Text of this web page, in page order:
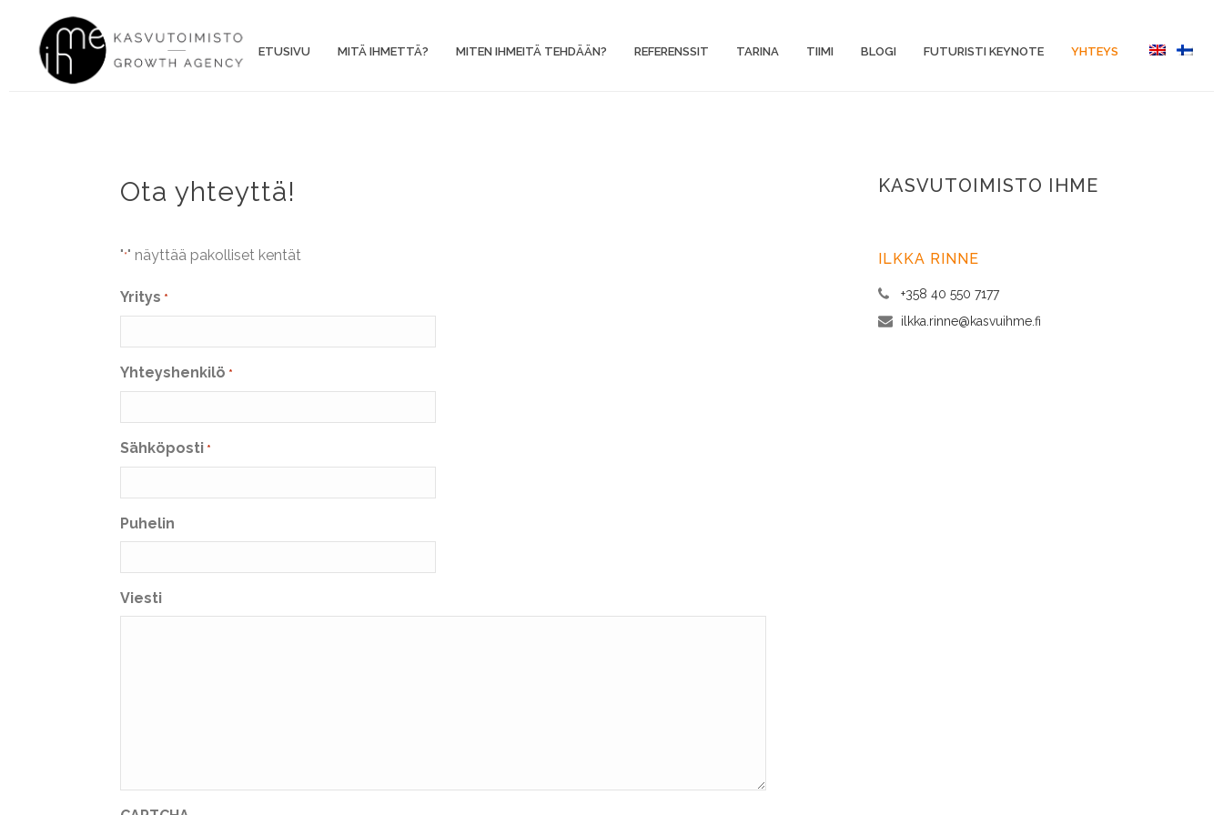
ETUSIVU MITÄ IHMETTÄ? MITEN IHMEITÄ TEHDÄÄN? REFERENSSIT TARINA TIIMI BLOGI FUTURISTI KEYNOTE YHTEYS
Ota yhteyttä!
"*" näyttää pakolliset kentät
Yritys *
Yhteyshenkilö *
Sähköposti *
Puhelin
Viesti
KASVUTOIMISTO IHME
ILKKA RINNE
+358 40 550 7177
ilkka.rinne@kasvuihme.fi